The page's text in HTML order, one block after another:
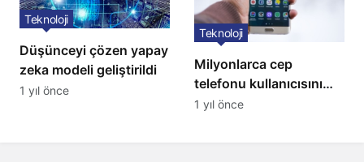
Düşünceyi çözen yapay
zeka modeli geliştirildi
Teknoloji
1 yıl önce
Milyonlarca cep
telefonu kullanıcısını
ilgilendiren karar: 31
Teknoloji
1 yıl önce